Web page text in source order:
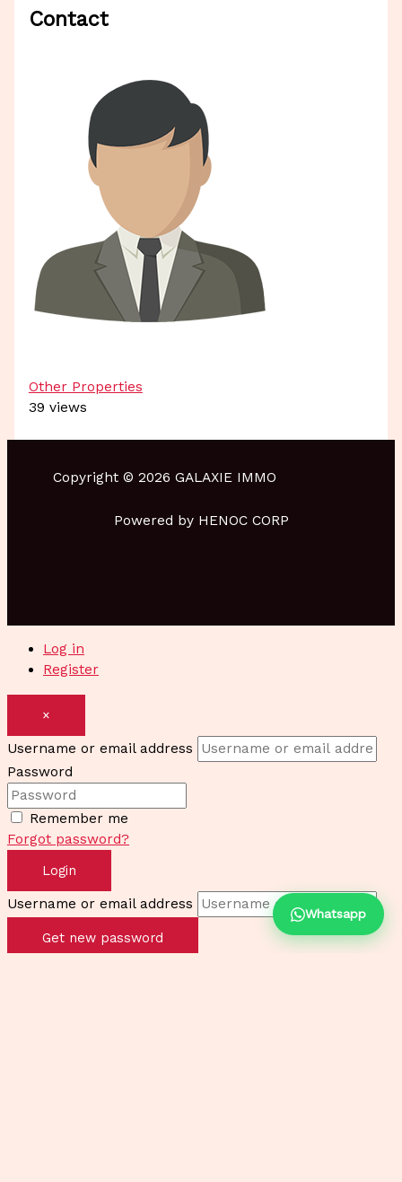
Contact
Other Properties
39 views
Copyright © 2026 GALAXIE IMMO
Powered by HENOC CORP
Whatsapp
Log in
Register
×
Username or email address
Password
Remember me
Forgot password?
Login
Username or email address
Get new password